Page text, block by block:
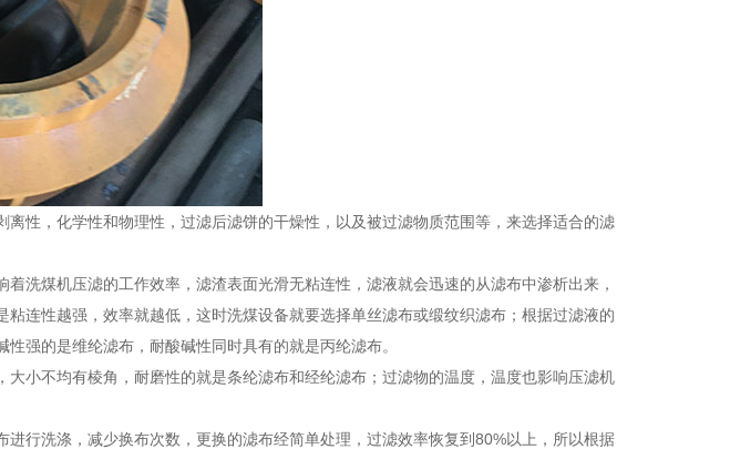
性，化学性和物理性，过滤后滤饼的干燥性，以及被过滤物质范围等，来选择适合的滤
洗煤机压滤的工作效率，滤渣表面光滑无粘连性，滤液就会迅速的从滤布中渗析出来，
粘连性越强，效率就越低，这时洗煤设备就要选择单丝滤布或缎纹织滤布；根据过滤液的
强的是维纶滤布，耐酸碱性同时具有的就是丙纶滤布。
小不均有棱角，耐磨性的就是条纶滤布和经纶滤布；过滤物的温度，温度也影响压滤机
行洗涤，减少换布次数，更换的滤布经简单处理，过滤效率恢复到80%以上，所以根据